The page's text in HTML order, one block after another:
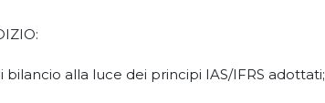
alla luce dei principi IAS/IFRS adottati;